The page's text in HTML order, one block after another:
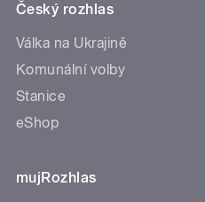
Český rozhlas
Válka na Ukrajině
Komunální volby
Stanice
eShop
mujRozhlas